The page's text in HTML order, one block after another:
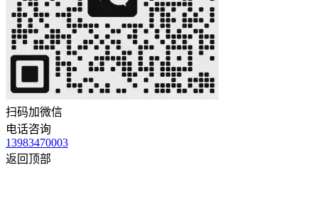
扫码加微信
电话咨询
13983470003
返回顶部